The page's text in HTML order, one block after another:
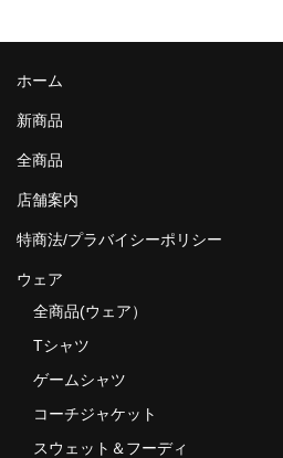
ホーム
新商品
全商品
店舗案内
特商法/プラバイシーポリシー
ウェア
全商品(ウェア）
Tシャツ
ゲームシャツ
コーチジャケット
スウェット＆フーディ